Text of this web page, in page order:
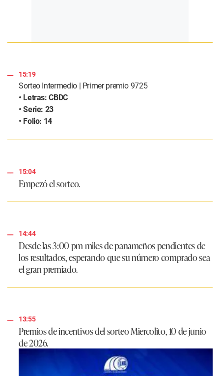
15:19
Sorteo Intermedio | Primer premio 9725
• Letras: CBDC
• Serie: 23
• Folio: 14
15:04
Empezó el sorteo.
14:44
Desde las 3:00 pm miles de panameños pendientes de
los resultados, esperando que su número comprado sea
el gran premiado.
13:55
Premios de incentivos del sorteo Miercolito, 10 de junio
de 2026.